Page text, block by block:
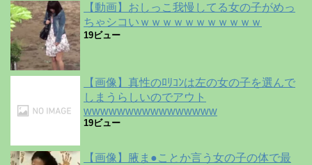
【動画】おしっこ我慢してる女の子がめっ
ちゃシコいｗｗｗｗｗｗｗｗｗｗｗ
19ビュー
【画像】真性のﾛﾘｺﾝは左の女の子を選んで
しまうらしいのでアウト
wwwwwwwwwwwwwwww
19ビュー
【画像】腋ま●ことか言う女の子の体で最